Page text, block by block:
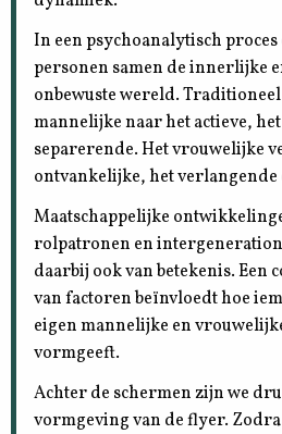
In een psychoanalytisch
personen samen de innerlijke
onbewuste wereld.
mannelijke naar het actieve,
separerende. Het vrouwelijke
ontvankelijke, het verlangende
Maatschappelijke
rolpatronen en
daarbij ook van betekenis. Een
van factoren beïnvloedt hoe
eigen mannelijke en
vormgeeft.
Achter de schermen zijn we
vormgeving van de flyer.